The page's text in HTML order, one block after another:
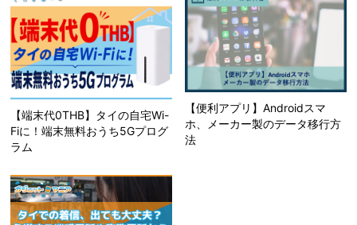
【端末代0THB】タイの自宅Wi-
Fiに！端末無料おうち5Gプログ
ラム
【便利アプリ】Androidスマ
ホ、メーカー製のデータ移行方
法